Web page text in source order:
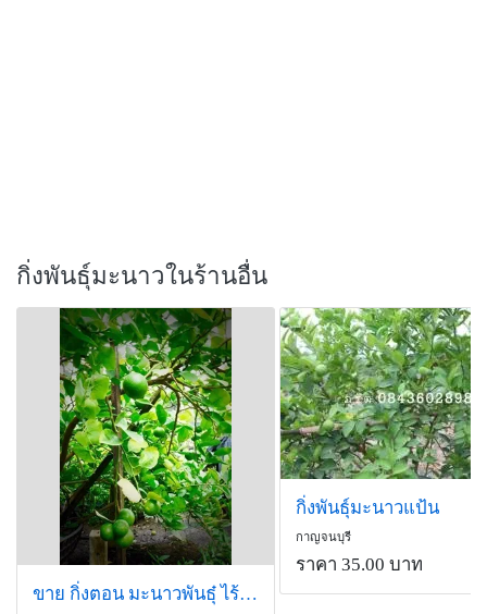
กิ่งพันธุ์มะนาวในร้านอื่น
ขาย กิ่งตอน มะนาวพันธุ๋ ไร้เมล็ด
กิ่งพันธุ์มะนาวแป้น
กาญจนบุรี
ราคา 35.00 บาท